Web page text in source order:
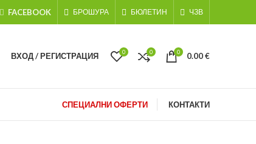
FACEBOOK БРОШУРА БЮЛЕТИН ЧЗВ
ВХОД / РЕГИСТРАЦИЯ 0 0 0 0.00€
СПЕЦИАЛНИ ОФЕРТИ КОНТАКТИ